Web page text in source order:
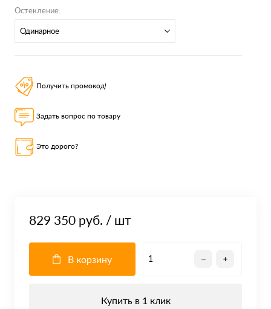
Остекление:
Одинарное
Получить промокод!
Задать вопрос по товару
Это дорого?
829 350 руб. / шт
В корзину
Купить в 1 клик